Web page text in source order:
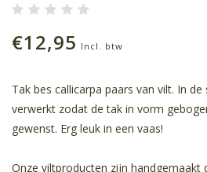
€12,95 Incl. btw
Tak bes callicarpa paars van vilt. In
verwerkt zodat de tak in vorm
gewenst. Erg leuk in een vaas!
Onze viltproducten zijn handgemaakt